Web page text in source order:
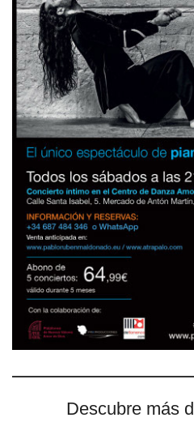
Descubre más